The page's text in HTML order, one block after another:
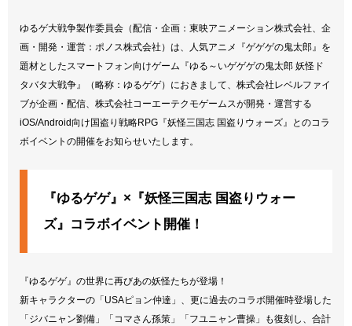
ゆるゲ大戦争製作委員会（配信・企画：東映アニメーション株式会社、企
画・開発・運営：ポノス株式会社）は、人気アニメ『ゲゲゲの鬼太郎』を
題材としたスマートフォン向けゲーム『ゆる～いゲゲゲの鬼太郎 妖怪ド
タバタ大戦争』（略称：ゆるゲゲ）におきまして、株式会社レベルファイ
ブが企画・配信、株式会社コーエーテクモゲームスが開発・運営する
iOS/Android向け国盗り戦略RPG『妖怪三国志 国盗りウォーズ』とのコラ
ボイベントの開催をお知らせいたします。
『ゆるゲゲ』×『妖怪三国志 国盗りウォー
ズ』コラボイベント開催！
『ゆるゲゲ』の世界に再びあの妖怪たちが登場！
新キャラクターの「USAピョン仲達」、更に過去のコラボ開催時登場した
「ジバニャン劉備」「コマさん孫策」「フユニャン曹操」も復刻し、合計